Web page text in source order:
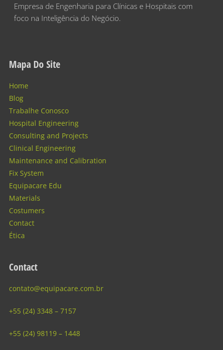
Empresa de Engenharia para Clínicas e Hospitais com
foco na Inteligência do Negócio.
Mapa Do Site
Home
Blog
Trabalhe Conosco
Hospital Engineering
Consulting and Projects
Clinical Engineering
Maintenance and Calibration
Fix System
Equipacare Edu
Materials
Costumers
Contact
Ética
Contact
contato@equipacare.com.br
+55 (24) 3348 – 7157
+55 (24) 98119 – 1448